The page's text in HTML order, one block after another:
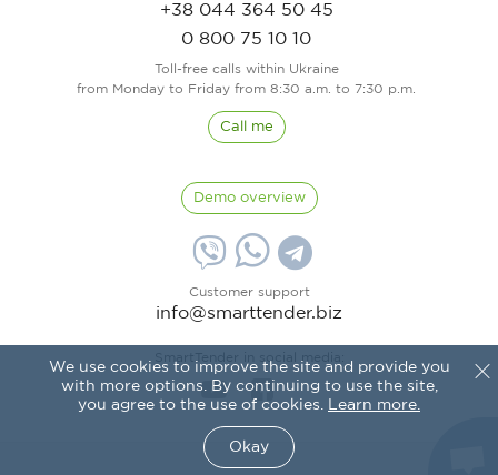
We use cookies to improve the site and provide you
with more options. By continuing to use the site,
you agree to the use of cookies.
Learn more.
Okay
+38 044 364 50 45
0 800 75 10 10
Toll-free calls within Ukraine
from Monday to Friday from 8:30 a.m. to 7:30 p.m.
Call me
Customer support
info@smarttender.biz
Demo overview